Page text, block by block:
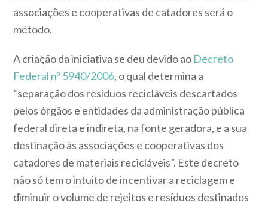
associações e cooperativas de catadores será o
método.
A criação da iniciativa se deu devido ao Decreto
Federal nº 5940/2006, o qual determina a
“separação dos resíduos recicláveis descartados
pelos órgãos e entidades da administração pública
federal direta e indireta, na fonte geradora, e a sua
destinação às associações e cooperativas dos
catadores de materiais recicláveis”. Este decreto
não só tem o intuito de incentivar a reciclagem e
diminuir o volume de rejeitos e resíduos destinados